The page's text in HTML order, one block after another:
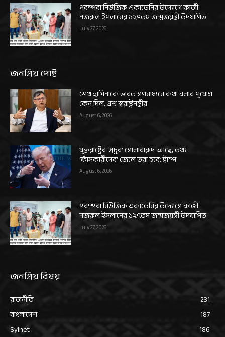
পরম্পরা মিউজিক একাডেমির উদ্যোগে কাজী
নজরুল ইসলামের ১২৭তম জন্মজয়ন্তী উদযাপিত
July 27, 2026
জনপ্রিয় পোষ্ট
শেখ হাসিনাকে ভারত গণমাধ্যমে কথা বলার সুযোগ
কেন দিল, প্রশ্ন স্বরাষ্ট্রমন্ত্রীর
August 6, 2026
যুক্তরাষ্ট্রের ‘প্রচুর’ গোলাবারুদ আছে, তথ্য
‘ফাঁসকারীদের’ জেলে ভরা হবে: ট্রাম্প
August 6, 2026
পরম্পরা মিউজিক একাডেমির উদ্যোগে কাজী
নজরুল ইসলামের ১২৭তম জন্মজয়ন্তী উদযাপিত
July 27, 2026
জনপ্রিয় বিষয়
রাজনীতি
231
বাংলাদেশ
187
Sylhet
186